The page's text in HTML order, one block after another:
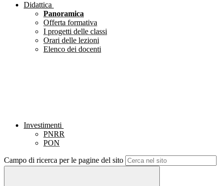
Didattica
Panoramica
Offerta formativa
I progetti delle classi
Orari delle lezioni
Elenco dei docenti
Investimenti
PNRR
PON
Campo di ricerca per le pagine del sito